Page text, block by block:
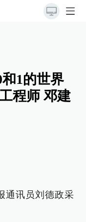
1的世界
程师 邓建
通讯员刘德政采